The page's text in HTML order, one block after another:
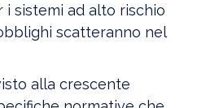
i sistemi ad alto rischio
scatteranno nel
alla crescente